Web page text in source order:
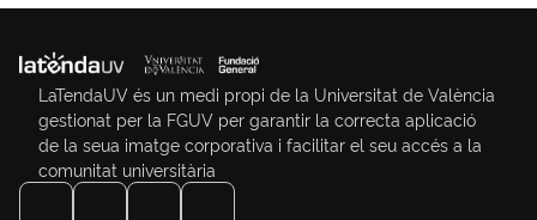
LaTendaUV és un medi propi de la Universitat de València
gestionat per la FGUV per garantir la correcta aplicació
de la seua imatge corporativa i facilitar el seu accés a la
comunitat universitària